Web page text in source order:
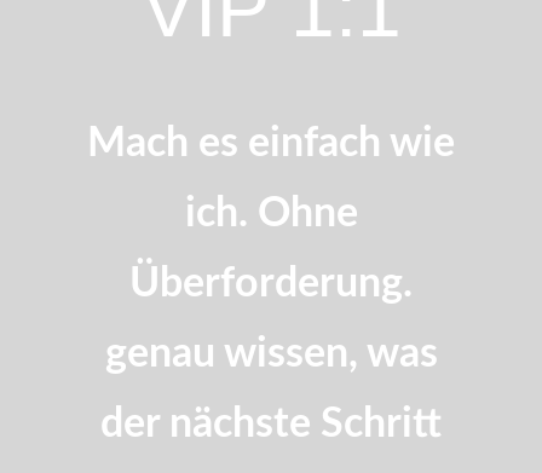
Mach es einfach wie
ich. Ohne
Überforderung.
genau wissen, was
der nächste Schritt